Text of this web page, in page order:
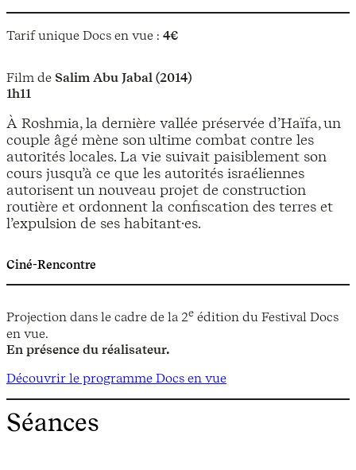
Tarif unique Docs en vue : 4€
Film de Salim Abu Jabal (2014)
1h11
À Roshmia, la dernière vallée préservée d’Haïfa, un
couple âgé mène son ultime combat contre les
autorités locales. La vie suivait paisiblement son
cours jusqu’à ce que les autorités israéliennes
autorisent un nouveau projet de construction
routière et ordonnent la confiscation des terres et
l’expulsion de ses habitant·es.
Ciné-Rencontre
Projection dans le cadre de la 2e édition du Festival Docs
en vue.
En présence du réalisateur.
Découvrir le programme Docs en vue
Séances